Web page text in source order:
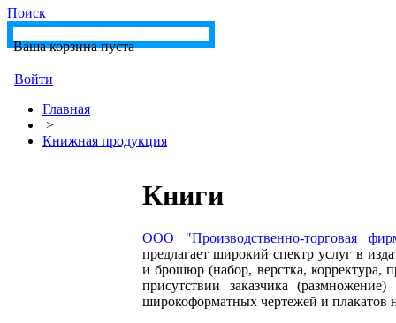
Поиск
Ваша корзина пуста
Войти
Главная
>
Книжная продукция
Книги
ООО "Производственно-торговая
предлагает широкий спектр услуг в
и брошюр (набор, верстка, корректура,
присутствии заказчика
широкоформатных чертежей и плакатов